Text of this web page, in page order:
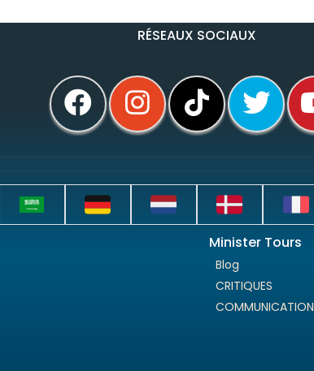
RÉSEAUX SOCIAUX
Minister Tours
Blog
CRITIQUES
COMMUNICATION